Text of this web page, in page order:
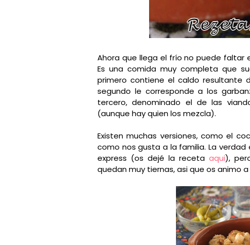
Ahora que llega el frío no puede faltar
Es una comida muy completa que
primero contiene el caldo resultante
segundo le corresponde a los
tercero, denominado el de las
(aunque hay quien los mezcla).
Existen muchas versiones, como el
como nos gusta a la familia. La
express (os dejé la recetaaqui),
quedan muy tiernas, asi que os animo